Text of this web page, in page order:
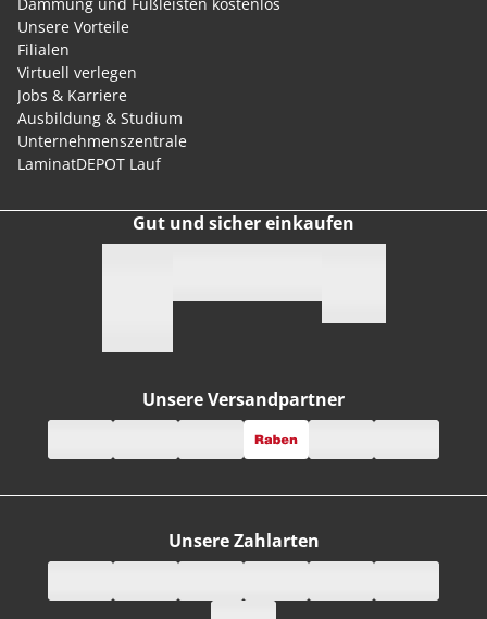
Unsere Vorteile
Filialen
Virtuell verlegen
Jobs & Karriere
Ausbildung & Studium
Unternehmenszentrale
LaminatDEPOT Lauf
Gut und sicher einkaufen
Unsere Zahlarten
Unsere Versandpartner